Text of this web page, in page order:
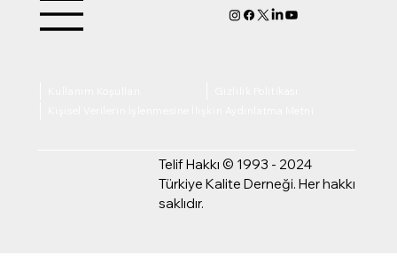
Telif Hakkı © 1993 - 2024
Türkiye Kalite Derneği. Her hakkı
saklıdır.